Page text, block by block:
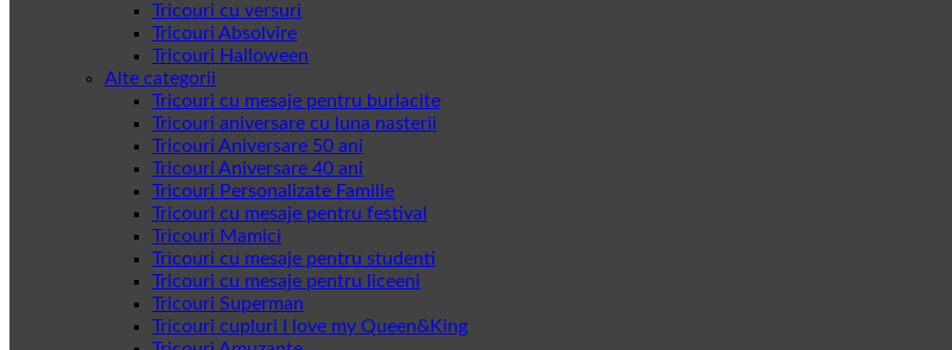
Tricouri cu versuri
Tricouri Absolvire
Tricouri Halloween
Alte categorii
Tricouri cu mesaje pentru burlacite
Tricouri aniversare cu luna nasterii
Tricouri Aniversare 50 ani
Tricouri Aniversare 40 ani
Tricouri Personalizate Familie
Tricouri cu mesaje pentru festival
Tricouri Mamici
Tricouri cu mesaje pentru studenti
Tricouri cu mesaje pentru liceeni
Tricouri Superman
Tricouri cupluri I love my Queen&King